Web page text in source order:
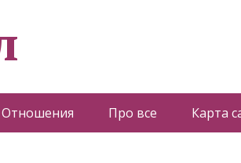
Отношения Про все Карта